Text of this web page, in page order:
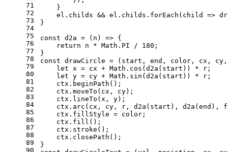
71
72
73
74
75
76
77
78
79
80
81
82
83
84
85
86
87
88
89
90
    }
    el.
childs && el. childs . forEach ( child =>
}
const d2a = ( n ) => {
return n * Math . PI / 180 ;
}
const drawCircle = ( start, end, color, cx,
let x = cx + Math . cos ( d2a (start)) * r;
let y = cy + Math . sin ( d2a (start)) * r;
    ctx.
beginPath ();
    ctx.
moveTo (cx, cy);
    ctx.
lineTo (x, y);
    ctx.
arc (cx, cy, r, d2a (start), d2a (end),
    ctx.
fillStyle = color;
    ctx.
fill ();
    ctx.
stroke ();
    ctx.
closePath ();
}